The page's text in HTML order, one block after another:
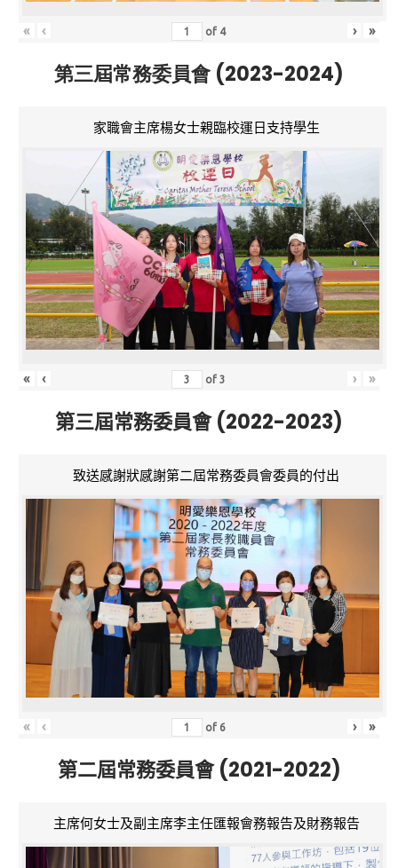
« ‹ of 4 › »
第三屆常務委員會 (2023-2024)
家職會主席楊女士親臨校運日支持學生
« ‹ of3 › »
第三屆常務委員會 (2022-2023)
致送感謝狀感謝第二屆常務委員會委員的付出
« ‹ of 6 › »
第二屆常務委員會 (2021-2022)
主席何女士及副主席李主任匯報會務報告及財務報告